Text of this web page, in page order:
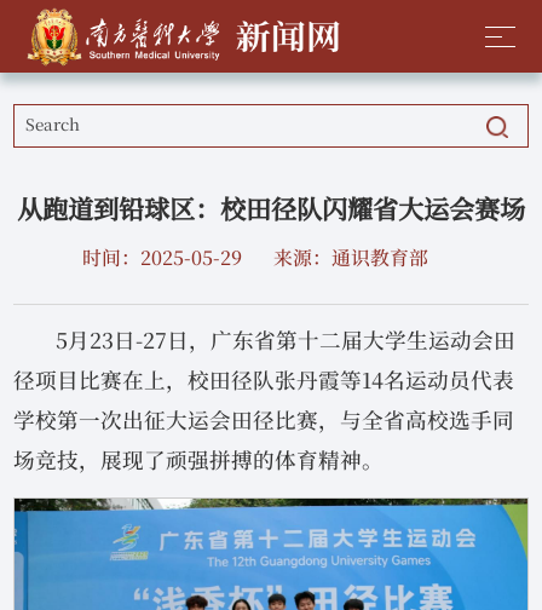
从跑道到铅球区：校田径队闪耀省大运会赛场
时间：2025-05-29 来源：通识教育部
5月23日-27日，广东省第十二届大学生运动会田
径项目比赛在上，校田径队张丹霞等14名运动员代表
学校第一次出征大运会田径比赛，与全省高校选手同
场竞技，展现了顽强拼搏的体育精神。